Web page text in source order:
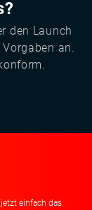
den Launch
an.
einfach das